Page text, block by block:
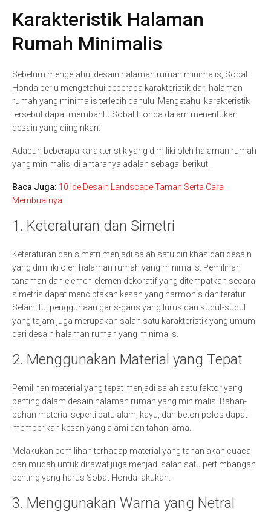
Karakteristik Halaman
Rumah Minimalis
Sebelum mengetahui desain halaman rumah minimalis, Sobat
Honda perlu mengetahui beberapa karakteristik dari halaman
rumah yang minimalis terlebih dahulu. Mengetahui karakteristik
tersebut dapat membantu Sobat Honda dalam menentukan
desain yang diinginkan.
Adapun beberapa karakteristik yang dimiliki oleh halaman rumah
yang minimalis, di antaranya adalah sebagai berikut.
Baca Juga: 10 Ide Desain Landscape Taman Serta Cara
Membuatnya
1. Keteraturan dan Simetri
Keteraturan dan simetri menjadi salah satu ciri khas dari desain
yang dimiliki oleh halaman rumah yang minimalis. Pemilihan
tanaman dan elemen-elemen dekoratif yang ditempatkan secara
simetris dapat menciptakan kesan yang harmonis dan teratur.
Selain itu, penggunaan garis-garis yang lurus dan sudut-sudut
yang tajam juga merupakan salah satu karakteristik yang umum
dari desain halaman rumah yang minimalis.
2. Menggunakan Material yang Tepat
Pemilihan material yang tepat menjadi salah satu faktor yang
penting dalam desain halaman rumah yang minimalis. Bahan-
bahan material seperti batu alam, kayu, dan beton polos dapat
memberikan kesan yang alami dan tahan lama.
Melakukan pemilihan terhadap material yang tahan akan cuaca
dan mudah untuk dirawat juga menjadi salah satu pertimbangan
penting yang harus Sobat Honda lakukan.
3. Menggunakan Warna yang Netral